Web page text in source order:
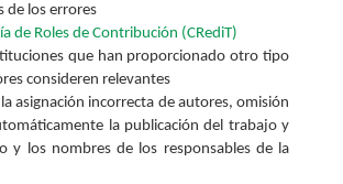
de los errores
de Roles de Contribución (CRediT)
que han proporcionado otro tipo
consideren relevantes
asignación incorrecta de autores, omisión
la publicación del trabajo y
y los nombres de los responsables de la